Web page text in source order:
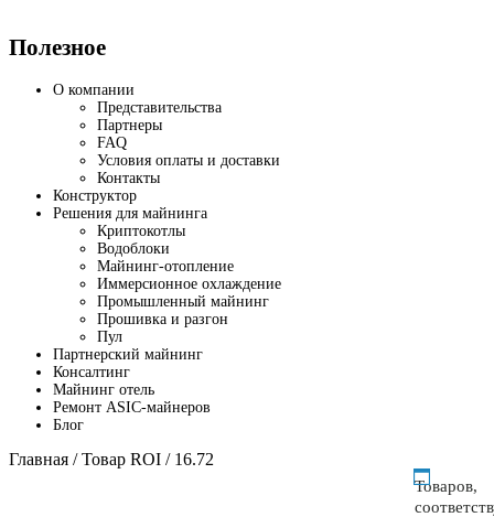
Полезное
О компании
Представительства
Партнеры
FAQ
Условия оплаты и доставки
Контакты
Конструктор
Решения для майнинга
Криптокотлы
Водоблоки
Майнинг-отопление
Иммерсионное охлаждение
Промышленный майнинг
Прошивка и разгон
Пул
Партнерский майнинг
Консалтинг
Майнинг отель
Ремонт ASIC-майнеров
Блог
Главная / Товар ROI / 16.72
Товаров,